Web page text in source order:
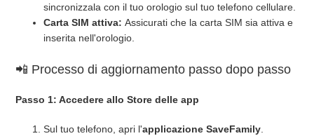
sincronizzala con il tuo orologio sul tuo telefono cellulare.
Carta SIM attiva: Assicurati che la carta SIM sia attiva e
inserita nell'orologio.
📲 Processo di aggiornamento passo dopo passo
Passo 1: Accedere allo Store delle app
Sul tuo telefono, apri l'applicazione SaveFamily.